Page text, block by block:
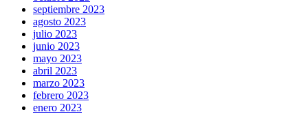
septiembre 2023
agosto 2023
julio 2023
junio 2023
mayo 2023
abril 2023
marzo 2023
febrero 2023
enero 2023